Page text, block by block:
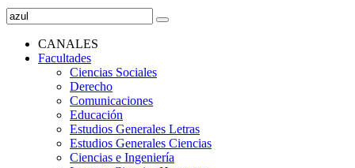
CANALES
Facultades
Ciencias Sociales
Derecho
Comunicaciones
Educación
Estudios Generales Letras
Estudios Generales Ciencias
Ciencias e Ingeniería